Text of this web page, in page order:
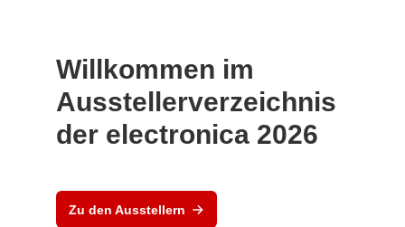
Willkommen im
Ausstellerverzeichnis
der electronica 2026
Zu den Ausstellern